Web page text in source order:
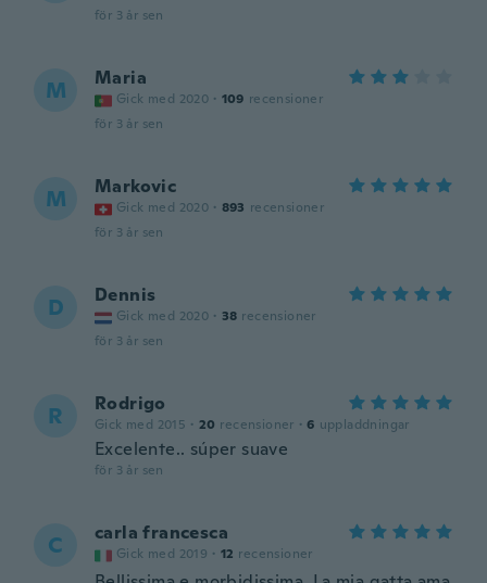
för 3 år sen
M Maria
Gick med 2020 · 109 recensioner
för 3 år sen
M Markovic
Gick med 2020 · 893 recensioner
för 3 år sen
D Dennis
Gick med 2020 · 38 recensioner
för 3 år sen
R Rodrigo
Gick med 2015 · 20 recensioner · 6 uppladdningar
Excelente.. súper suave
för 3 år sen
C carla francesca
Gick med 2019 · 12 recensioner